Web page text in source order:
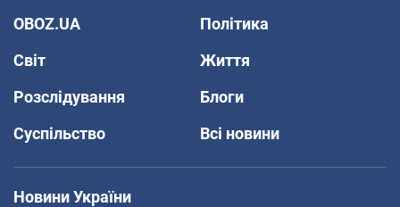
OBOZ.UA
Політика
Світ
Життя
Розслідування
Блоги
Суспільство
Всі новини
Новини України